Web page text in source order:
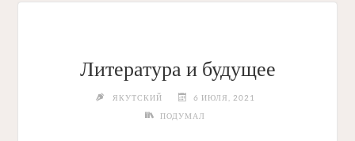
Литература и будущее
ЯКУТСКИЙ
6 ИЮЛЯ, 2021
ПОДУМАЛ